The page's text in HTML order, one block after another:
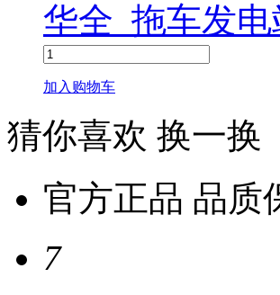
华全_拖车发
加入购物车
猜你喜欢 换一换
官方正品 品质
7